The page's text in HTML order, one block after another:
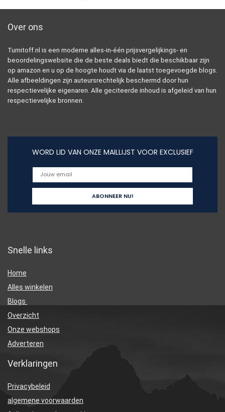
Over ons
Turnitoff.nl is een moderne alles-in-één prijsvergelijkings- en
beoordelingswebsite die de beste deals biedt die beschikbaar zijn
op amazon en u op de hoogte houdt via de laatst toegevoegde blogs.
Alle afbeeldingen zijn auteursrechtelijk beschermd door hun
respectievelijke eigenaren. Alle geciteerde inhoud is afgeleid van hun
respectievelijke bronnen.
WORD LID VAN ONZE MAILLIJST VOOR EXCLUSIEF
Snelle links
Home
Alles winkelen
Blogs
Overzicht
Onze webshops
Adverteren
Verklaringen
Privacybeleid
algemene voorwaarden